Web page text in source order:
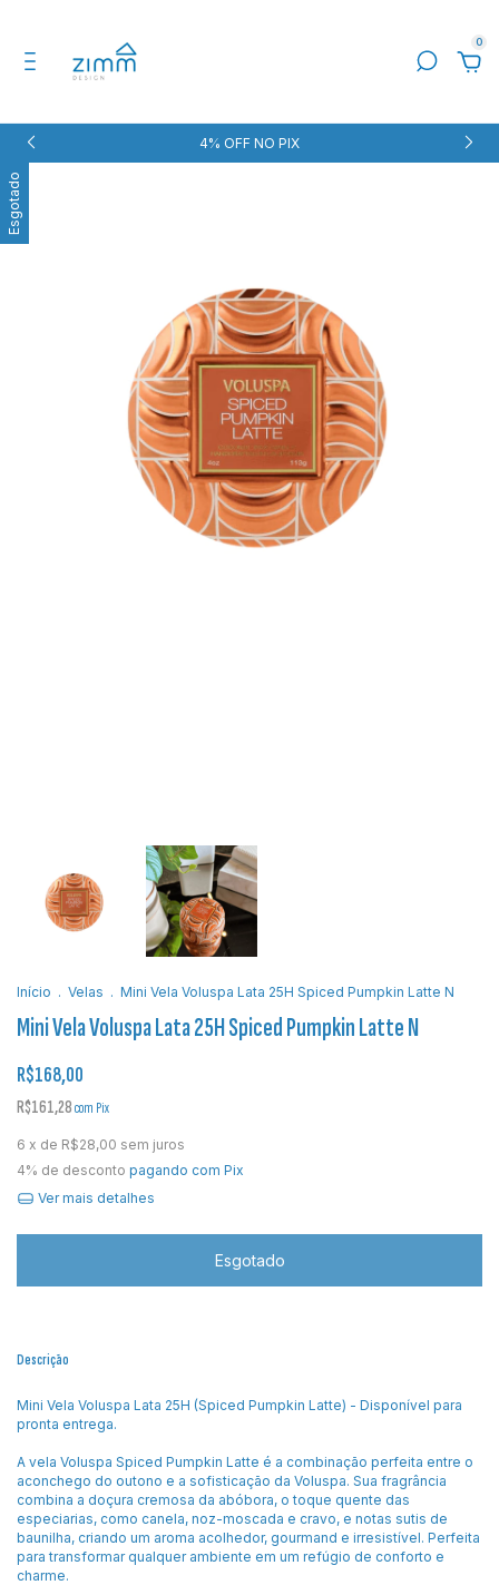
0
4% OFF NO PIX
Esgotado
Início . Velas . Mini Vela Voluspa Lata 25H Spiced Pumpkin Latte N
Mini Vela Voluspa Lata 25H Spiced Pumpkin Latte N
R$168,00
R$161,28com Pix
6 x de R$28,00 sem juros
4% de desconto pagando com Pix
Ver mais detalhes
Descrição
Mini Vela Voluspa Lata 25H (Spiced Pumpkin Latte) - Disponível para
pronta entrega.
A vela Voluspa Spiced Pumpkin Latte é a combinação perfeita entre o
aconchego do outono e a sofisticação da Voluspa. Sua fragrância
combina a doçura cremosa da abóbora, o toque quente das
especiarias, como canela, noz-moscada e cravo, e notas sutis de
baunilha, criando um aroma acolhedor, gourmand e irresistível. Perfeita
para transformar qualquer ambiente em um refúgio de conforto e
charme.